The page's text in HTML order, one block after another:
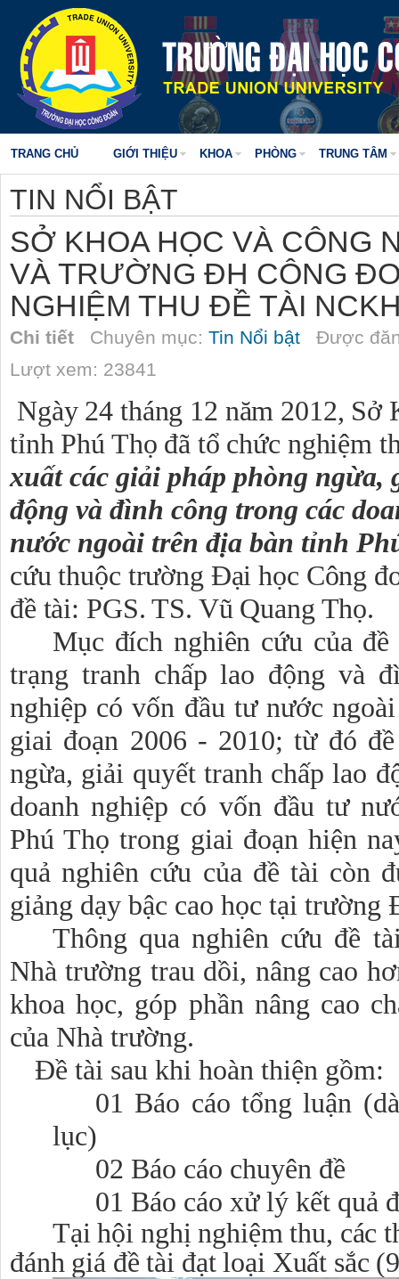
TRANG CHỦ GIỚI THIỆU KHOA PHÒNG TRUNG TÂM
TIN NỔI BẬT
SỞ KHOA HỌC VÀ CÔNG
VÀ TRƯỜNG ĐH CÔNG
NGHIỆM THU ĐỀ TÀI
Chi tiết Chuyên mục: Tin Nổi bật Được
Lượt xem: 23841
Ngày 24 tháng 12 năm 2012, Sở
tỉnh Phú Thọ đã tổ chức nghiệm
xuất các giải pháp phòng ngừa,
động và đình công trong các
nước ngoài trên địa bàn tỉnh
cứu thuộc trường Đại học Công
đề tài: PGS. TS. Vũ Quang Thọ.
Mục đích nghiên cứu của
trạng tranh chấp lao động và
nghiệp có vốn đầu tư nước
giai đoạn 2006 - 2010; từ đó
ngừa, giải quyết tranh chấp lao
doanh nghiệp có vốn đầu tư
Phú Thọ trong giai đoạn hiện
quả nghiên cứu của đề tài còn
giảng dạy bậc cao học tại trường
Thông qua nghiên cứu đề
Nhà trường trau dồi, nâng cao
khoa học, góp phần nâng cao
của Nhà trường.
Đề tài sau khi hoàn thiện gồm:
01 Báo cáo tổng luận
lục)
02 Báo cáo chuyên đề
01 Báo cáo xử lý kết quả
Tại hội nghị nghiệm thu, các
đánh giá đề tài đạt loại Xuất sắc